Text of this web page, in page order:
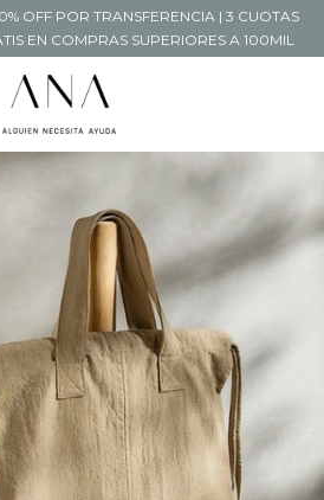
OFF POR TRANSFERENCIA | 3 CUOTAS
EN COMPRAS SUPERIORES A 100MIL